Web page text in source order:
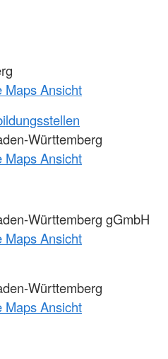
Maps Ansicht
Württemberg
Maps Ansicht
Württemberg gGmbH
Maps Ansicht
Württemberg
Maps Ansicht